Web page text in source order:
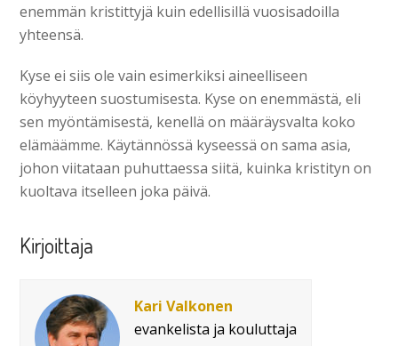
enemmän kristittyjä kuin edellisillä vuosisadoilla
yhteensä.
Kyse ei siis ole vain esimerkiksi aineelliseen
köyhyyteen suostumisesta. Kyse on enemmästä, eli
sen myöntämisestä, kenellä on määräysvalta koko
elämäämme. Käytännössä kyseessä on sama asia,
johon viitataan puhuttaessa siitä, kuinka kristityn on
kuoltava itselleen joka päivä.
Kirjoittaja
Kari Valkonen
evankelista ja kouluttaja